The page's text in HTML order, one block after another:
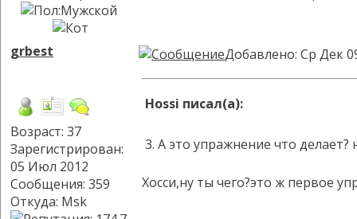
grbest
Возраст: 37
Зарегистрирован:
05 Июл 2012
Сообщения: 359
Откуда: Msk
Добавлено: Ср Дек
Hossi писал(а):
3. А это упражнение что делает?
Хосси,ну ты чего?это ж первое